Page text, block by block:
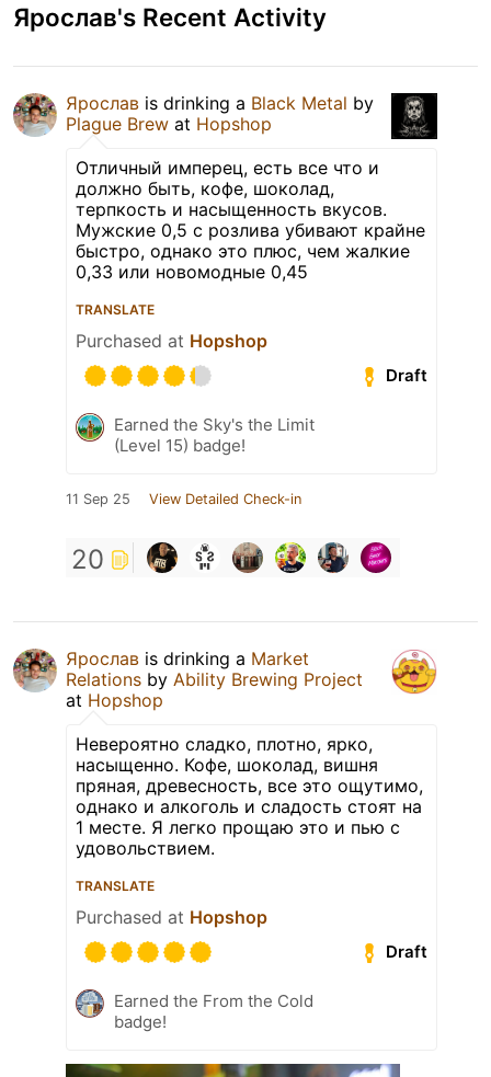
Ярослав's Recent Activity
Ярослав is drinking a Black Metal by
Plague Brew at Hopshop
Отличный имперец, есть все что и
должно быть, кофе, шоколад,
терпкость и насыщенность вкусов.
Мужские 0,5 с розлива убивают крайне
быстро, однако это плюс, чем жалкие
0,33 или новомодные 0,45
TRANSLATE
Purchased at Hopshop
Draft
Earned the Sky's the Limit
(Level 15) badge!
11 Sep 25 View Detailed Check-in
20
Ярослав is drinking a Market
Relations by Ability Brewing Project
at Hopshop
Невероятно сладко, плотно, ярко,
насыщенно. Кофе, шоколад, вишня
пряная, древесность, все это ощутимо,
однако и алкоголь и сладость стоят на
1 месте. Я легко прощаю это и пью с
удовольствием.
TRANSLATE
Purchased at Hopshop
Draft
Earned the From the Cold
badge!